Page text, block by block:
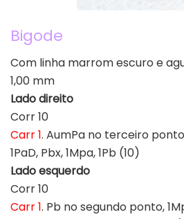
Bigode
Com linha marrom escuro e
1,00 mm
Lado direito
Corr 10
Carr 1. AumPa no terceiro
1PaD, Pbx, 1Mpa, 1Pb (10)
Lado esquerdo
Corr 10
Carr 1. Pb no segundo ponto,